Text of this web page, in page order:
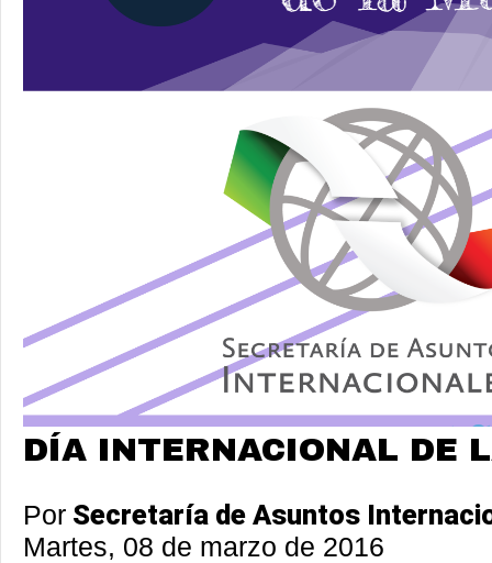
DÍA INTERNACIONAL DE
Por Secretaría de Asuntos
Martes, 08 de marzo de 2016